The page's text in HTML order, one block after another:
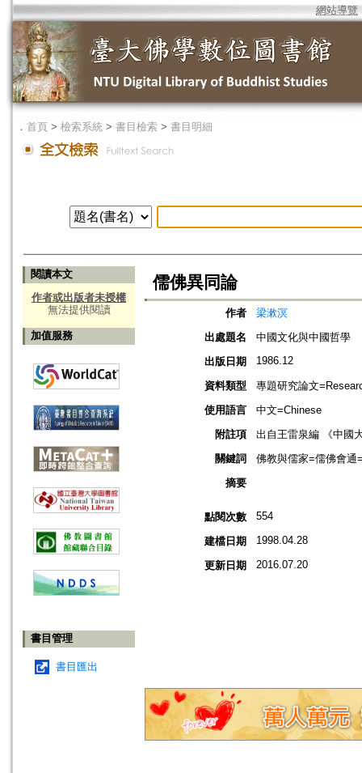
網站導覽
． 首頁 > 檢索系統 > 書目檢索 > 書目明細
閱讀本文
作者或出版者未授權
無法提供閱讀
加值服務
書目管理
書目匯出
儒佛異同論
作者
梁漱溟
出處題名
中國文化與中國哲學
出版日期
1986.12
資料類型
專題研究論文
使用語言
中文=Chinese
附註項
出自王雷泉編 《中國
關鍵詞
佛教與儒家=儒佛會通
摘要
點閱次數 554
建檔日期 1998.04.28
更新日期 2016.07.20